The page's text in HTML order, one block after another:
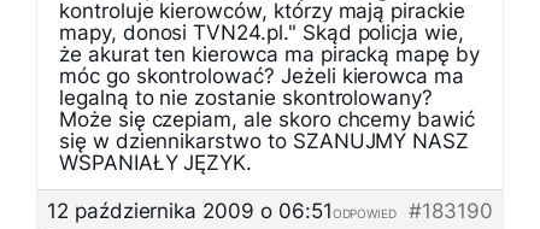
kontroluje kierowców, którzy mają pirackie
mapy, donosi TVN24.pl." Skąd policja wie,
że akurat ten kierowca ma piracką mapę by
móc go skontrolować? Jeżeli kierowca ma
legalną to nie zostanie skontrolowany?
Może się czepiam, ale skoro chcemy bawić
się w dziennikarstwo to SZANUJMY NASZ
WSPANIAŁY JĘZYK.
12 października 2009 o 06:51
#183190
ODPOWIED